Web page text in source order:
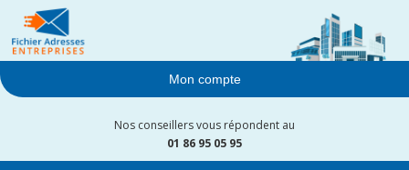
Mon compte
Nos conseillers vous répondent au
01 86 95 05 95